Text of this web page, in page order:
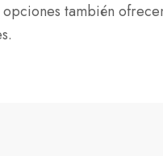
opciones también